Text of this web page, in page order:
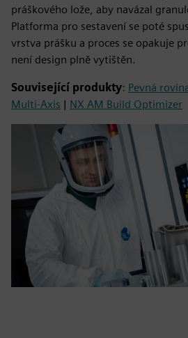
práškového lože, aby navázal
Platforma pro sestavení se poté
vrstva prášku a proces se opakuje
není design plně vytištěn.
Související produkty: Pevná
Multi-Axis | NX AM Build Optimizer